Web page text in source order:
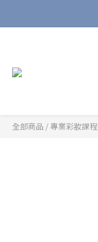
全部商品 /專業彩妝課程